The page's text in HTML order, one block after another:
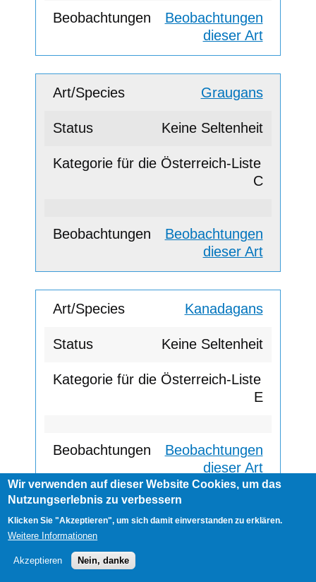
Beobachtungen
dieser Art
Graugans
Keine Seltenheit
C
Beobachtungen
dieser Art
Kanadagans
Keine Seltenheit
E
Beobachtungen
dieser Art
Kanadagans
Wir verwenden auf dieser Website Cookies, um das
Nutzungserlebnis zu verbessern
Klicken Sie "Akzeptieren", um sich damit einverstanden zu erklären.
Weitere Informationen
Akzeptieren Nein, danke